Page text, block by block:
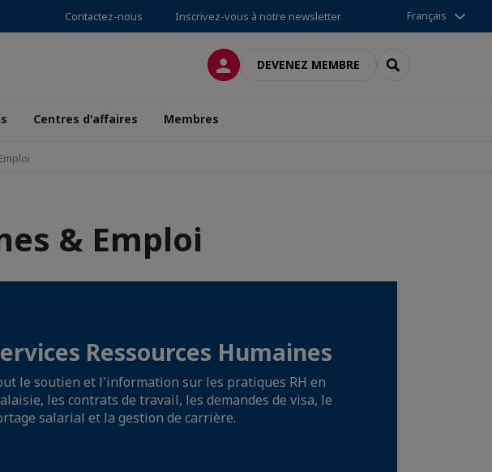
Contactez-nous Inscrivez-vous à notre newsletter Français
CONNEXIONDEVENEZ MEMBRE RECHERCHER
Centres d'affaires Membres
& Emploi
Ressources Humaines
le soutien et l'information sur les pratiques RH en
les contrats de travail, les demandes de visa, le
salarial et la gestion de carrière.